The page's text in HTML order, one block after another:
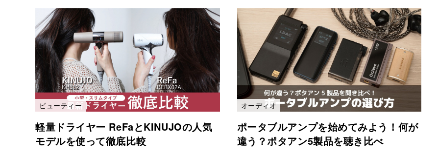
ビューティー
軽量ドライヤー ReFaとKINUJOの人気
モデルを使って徹底比較
オーディオ
ポータブルアンプを始めてみよう！何が
違う？ポタアン5製品を聴き比べ